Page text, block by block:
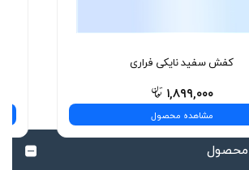
کفش سفید نایکی فراری
۱,۸۹۹,۰۰۰
مشاهده محصول
محصول